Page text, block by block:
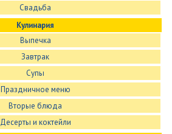
Свадьба
Кулинария
Выпечка
Завтрак
Супы
Праздничное меню
Вторые блюда
Десерты и коктейли